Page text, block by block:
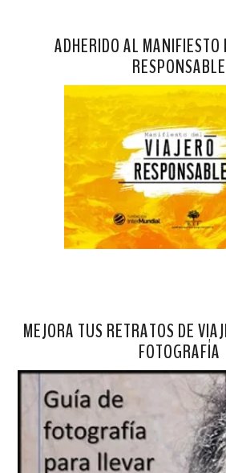
ADHERIDO AL MANIFIESTO
RESPONSABLE
MEJORA TUS RETRATOS DE
FOTOGRAFÍA